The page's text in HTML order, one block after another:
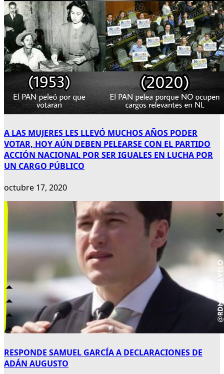
A LAS MUJERES LES LLEVÓ MUCHOS AÑOS PODER
VOTAR, HOY AÚN DEBEN PELEARSE CON EL PARTIDO
ACCIÓN NACIONAL POR SER IGUALES EN LUCHA POR
UN CARGO PÚBLICO
octubre 17, 2020
RESPONDE SAMUEL GARCÍA A DECLARACIONES DE
ADÁN AUGUSTO